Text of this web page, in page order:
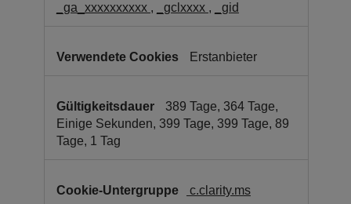
_ga_xxxxxxxxxx , _gclxxxx , _gid
Erstanbieter
389 Tage, 364 Tage,
Einige Sekunden, 399 Tage, 399 Tage, 89
Tage, 1 Tag
c.clarity.ms